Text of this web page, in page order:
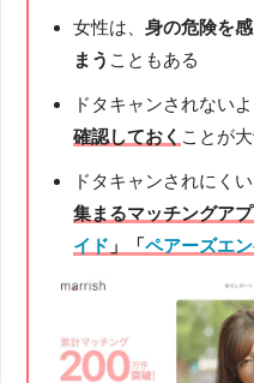
女性は、 身の危険を
まう こともある
ドタキャンされないよ
確認しておく ことが
ドタキャンされにくい
集まるマッチングア
イド 」「ペアーズエ